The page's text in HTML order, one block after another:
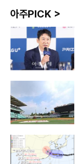
아주PICK >